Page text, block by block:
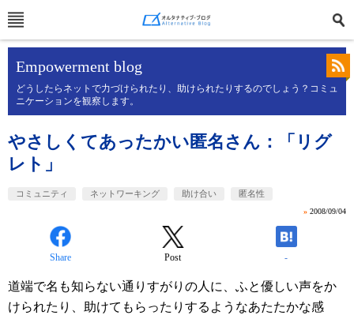
Empowerment blog
どうしたらネットで力づけられたり、助けられたりするのでしょう？コミュ
ニケーションを観察します。
やさしくてあったかい匿名さん：「リグ
レト」
コミュニティ ネットワーキング 助け合い 匿名性
» 2008/09/04
Share Post -
道端で名も知らない通りすがりの人に、ふと優しい声をか
けられたり、助けてもらったりするようなあたたかな感